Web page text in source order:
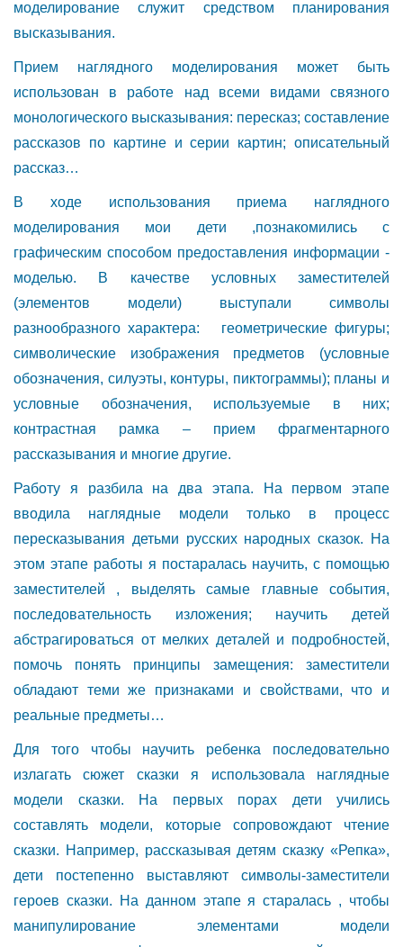
моделирование служит средством планирования
высказывания.
Прием наглядного моделирования может быть
использован в работе над всеми видами связного
монологического высказывания: пересказ; составление
рассказов по картине и серии картин; описательный
рассказ…
В ходе использования приема наглядного
моделирования мои дети ,познакомились с
графическим способом предоставления информации -
моделью. В качестве условных заместителей
(элементов модели) выступали символы
разнообразного характера: геометрические фигуры;
символические изображения предметов (условные
обозначения, силуэты, контуры, пиктограммы); планы и
условные обозначения, используемые в них;
контрастная рамка – прием фрагментарного
рассказывания и многие другие.
Работу я разбила на два этапа. На первом этапе
вводила наглядные модели только в процесс
пересказывания детьми русских народных сказок. На
этом этапе работы я постаралась научить, с помощью
заместителей , выделять самые главные события,
последовательность изложения; научить детей
абстрагироваться от мелких деталей и подробностей,
помочь понять принципы замещения: заместители
обладают теми же признаками и свойствами, что и
реальные предметы…
Для того чтобы научить ребенка последовательно
излагать сюжет сказки я использовала наглядные
модели сказки. На первых порах дети учились
составлять модели, которые сопровождают чтение
сказки. Например, рассказывая детям сказку «Репка»,
дети постепенно выставляют символы-заместители
героев сказки. На данном этапе я старалась , чтобы
манипулирование элементами модели